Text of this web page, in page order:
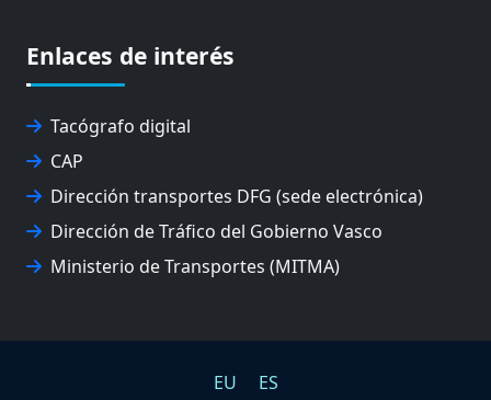
FEVATRANS (FEDERACIÓN VASCA DE TRANSPORTES)
FITRANS
GIZLOGA
JUNTA ARBITRAL DEL TRANSPORTE DE GIPUZKOA
MONDRAGÓN UNIBERTSITATEA
UPV/EHU
Enlaces de interés
Tacógrafo digital
CAP
Dirección transportes DFG (sede electrónica)
Dirección de Tráfico del Gobierno Vasco
Ministerio de Transportes (MITMA)
EU ES